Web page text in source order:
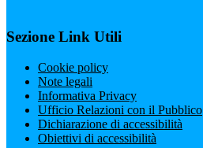
Sezione Link Utili
Cookie policy
Note legali
Informativa Privacy
Ufficio Relazioni con il Pubblico
Dichiarazione di accessibilità
Obiettivi di accessibilità